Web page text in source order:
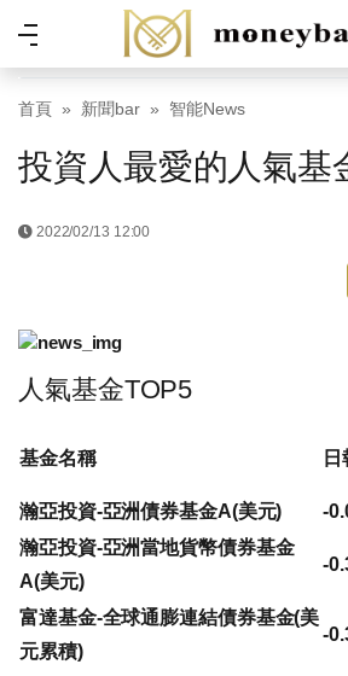
Skip to main content
功
能
表
首頁 新聞bar 智能News
投資人最愛的人氣基
2022/02/13 12:00
人氣基金TOP5
基金名稱
瀚亞投資-亞洲債券基金A(美元)
-
瀚亞投資-亞洲當地貨幣債券基金
A(美元)
-
富達基金-全球通膨連結債券基金(美
元累積)
-